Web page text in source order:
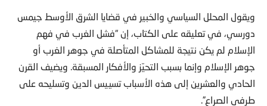
ويقول المحلل السياسي والخبير في قضايا الشرق الأوسط جيمس
دورسي، في تعليقه على الكتاب، إن “فشل الغرب في فهم
الإسلام لم يكن نتيجة للمشاكل المتأصلة في جوهر الغرب أو
جوهر الإسلام وإنما بسبب التحيّز والأفكار المسبقة. ويضيف القرن
الحادي والعشرين إلى هذه الأسباب تسييس الدين وتسليحه على
طرفي الصراع”.